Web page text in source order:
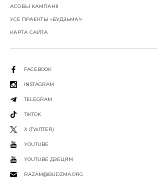
АСОБЫ КАМПАНІІ
УСЕ ПРАЕКТЫ «БУДЗЬМА!»
КАРТА САЙТА
FACEBOOK
INSTAGRAM
TELEGRAM
TIKTOK
X (TWITTER)
YOUTUBE
YOUTUBE ДЗЕЦЯМ
RAZAM@BUDZMA.ORG